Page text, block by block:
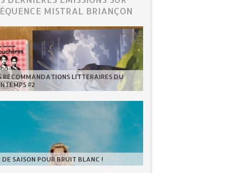
MISTRAL BRIANÇON
RECOMMANDATIONS LITTÉRAIRES DU
#2
DE SAISON POUR BRUIT BLANC !